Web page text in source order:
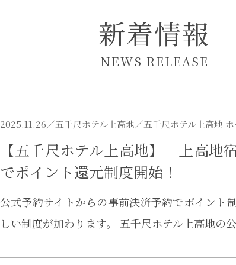
新着情報
NEWS RELEASE
2025.11.26／五千尺ホテル上高地／五千尺ホテル上高地
【五千尺ホテル上高地】 上高地
でポイント還元制度開始！
公式予約サイトからの事前決済予約でポイント
しい制度が加わります。 五千尺ホテル上高地